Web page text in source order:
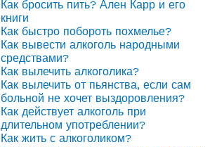
Как бросить пить? Ален Карр и его
книги
Как быстро побороть похмелье?
Как вывести алкоголь народными
средствами?
Как вылечить алкоголика?
Как вылечить от пьянства, если сам
больной не хочет выздоровления?
Как действует алкоголь при
длительном употреблении?
Как жить с алкоголиком?